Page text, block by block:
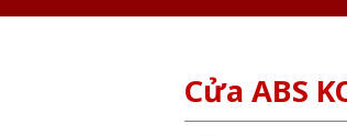
Cửa ABS